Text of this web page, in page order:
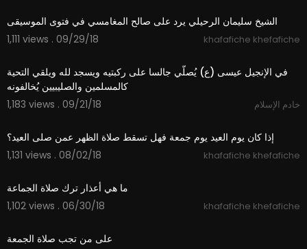
الشيخ سليمان الرحيلي يرد على صالح المغامسي في فتوى الموسيقى
1,111 views . 09/29/18
khafafiche khefafiche
في الإنجيل عيسى (ع) يُصلّي جالسا على ركبتيه ويسجد لله ويلقي التحية
كالمسلمين والصليبيين يُخالفونه
1,183 views . 09/21/18
خادم الإسلام
01:34
إذا كان يوم العيد يوم جمعة فهل تسقط صلاة الظهر عمن صلى العيد؟
1,131 views . 08/02/18
khafafiche khefafiche
ما هي أعذار ترك صلاة الجماعة
1,102 views . 06/30/18
khafafiche khefafiche
على من تجب صلاة الجمعة